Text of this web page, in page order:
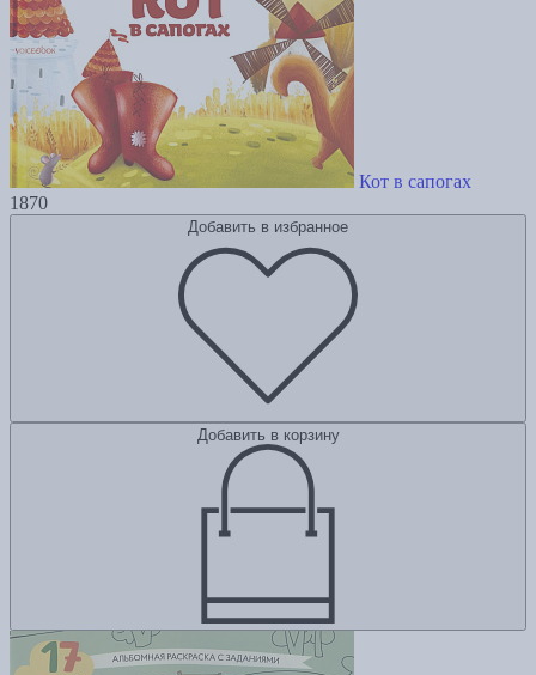
Кот в сапогах
1870
Добавить в избранное
Добавить в корзину